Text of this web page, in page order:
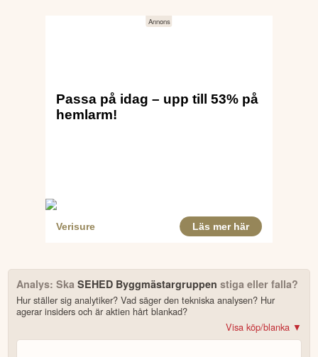
POSITIVT
NEGATIVT
Likvida medel minskade till 166,9 MSEK från 212,0 MSEK
föregående år.
Fortsatt hög konkurrens och marginalpress inom
byggbranschen.
Koncernen har ännu inte helt återhämtat volymtappet från
Risk för ökade produktionskostnader till följd av kriget i Iran.
Analys: Ska SEHED Byggmästargruppen stiga eller falla?
Hur ställer sig analytiker? Vad säger den tekniska analysen? Hur
agerar insiders och är aktien hårt blankad?
Bonus: Få upp till 500 USD i tillgångar när du öppnar konto –se
Visa köp/blanka ▼